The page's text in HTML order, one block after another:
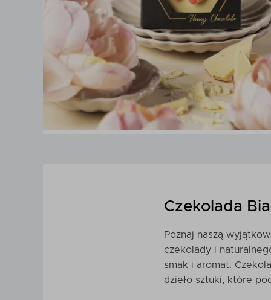
Czekolada
Poznaj naszą
czekolady i
smak i aromat.
dzieło sztuki, które